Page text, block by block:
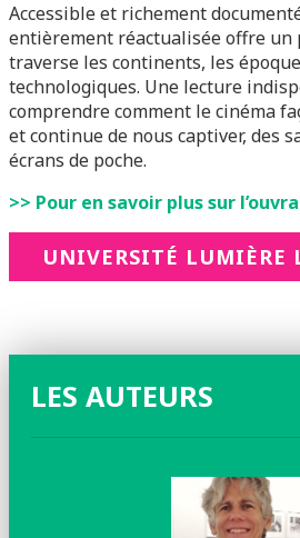
Accessible et richement
entièrement réactualisée offre un
traverse les continents, les
technologiques. Une lecture
comprendre comment le cinéma
et continue de nous captiver, des
écrans de poche.
>> Pour en savoir plus sur
UNIVERSITÉ LUMIÈRE
LES AUTEURS